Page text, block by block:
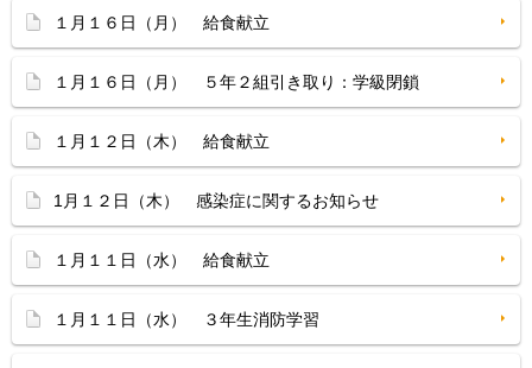
１月１６日（月） 給食献立
１月１６日（月） ５年２組引き取り：学級閉鎖
１月１２日（木） 給食献立
1月１２日（木） 感染症に関するお知らせ
１月１１日（水） 給食献立
１月１１日（水） ３年生消防学習